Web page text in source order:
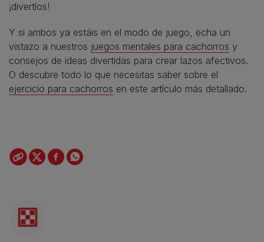
¡divertíos!
Y si ambos ya estáis en el modo de juego, echa un
vistazo a nuestros juegos mentales para cachorros y
consejos de ideas divertidas para crear lazos afectivos.
O descubre todo lo que necesitas saber sobre el
ejercicio para cachorros en este artículo más detallado.